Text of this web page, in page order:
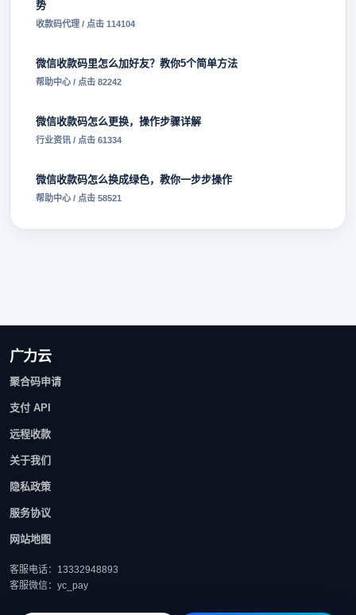
势
收款码代理 / 点击 114104
微信收款码里怎么加好友？教你5个简单方法
帮助中心 / 点击 82242
微信收款码怎么更换，操作步骤详解
行业资讯 / 点击 61334
微信收款码怎么换成绿色，教你一步步操作
帮助中心 / 点击 58521
广力云
聚合码申请
支付 API
远程收款
关于我们
隐私政策
服务协议
网站地图
客服电话：13332948893
客服微信：yc_pay